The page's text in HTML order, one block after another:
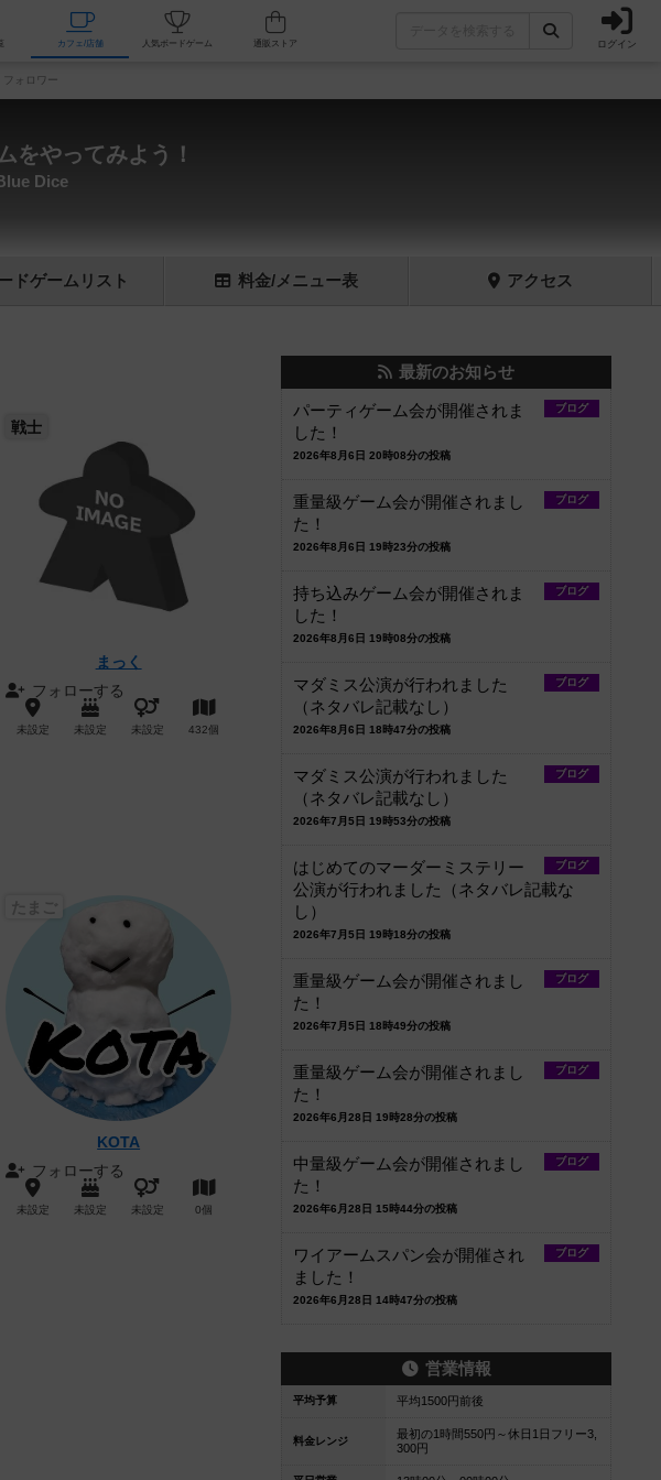
掲示板一覧 カフェ/店舗 人気ボードゲーム ログイン
フォロワー
をやってみよう！
Dice
ドゲーム リスト 料金/メニュー表 アクセス
戦士
まっく
フォローする
未設定 未設定 未設定 432個
KOTA
フォローする
未設定 未設定 未設定 0個
最新のお知らせ
ブログ
パーティゲーム会が開催されま
した！
2026年8月6日 20時08分の投稿
ブログ
重量級ゲーム会が開催されまし
た！
2026年8月6日 19時23分の投稿
ブログ
持ち込みゲーム会が開催されま
した！
2026年8月6日 19時08分の投稿
ブログ
マダミス公演が行われました
（ネタバレ記載なし）
2026年8月6日 18時47分の投稿
ブログ
マダミス公演が行われました
（ネタバレ記載なし）
2026年7月5日 19時53分の投稿
ブログ
はじめてのマーダーミステリー
公演が行われました（ネタバレ記載な
し）
2026年7月5日 19時18分の投稿
ブログ
重量級ゲーム会が開催されまし
た！
2026年7月5日 18時49分の投稿
ブログ
重量級ゲーム会が開催されまし
た！
2026年6月28日 19時28分の投稿
ブログ
中量級ゲーム会が開催されまし
た！
2026年6月28日 15時44分の投稿
ブログ
ワイアームスパン会が開催され
ました！
2026年6月28日 14時47分の投稿
営業情報
平均予算 平均1500円前後
料金レンジ
最初の1時間550円～休日1日フリー3,
300円